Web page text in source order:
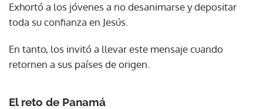
Exhortó a los jóvenes a no desanimarse y depositar
toda su confianza en Jesús.
En tanto, los invitó a llevar este mensaje cuando
retornen a sus países de origen.
El reto de Panamá